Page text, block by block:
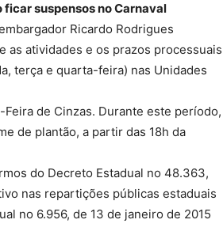
suspensos no Carnaval
Ricardo Rodrigues
as atividades e os prazos processuais
terça e quarta-feira) nas Unidades
de Cinzas. Durante este período,
de plantão, a partir das 18h da
do Decreto Estadual no 48.363,
nas repartições públicas estaduais
no 6.956, de 13 de janeiro de 2015